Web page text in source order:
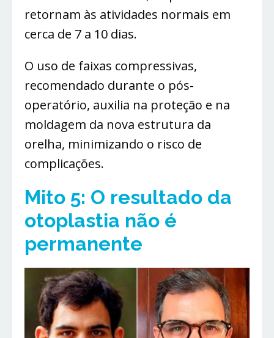
retornam às atividades normais em
cerca de 7 a 10 dias.
O uso de faixas compressivas,
recomendado durante o pós-
operatório, auxilia na proteção e na
moldagem da nova estrutura da
orelha, minimizando o risco de
complicações.
Mito 5: O resultado da
otoplastia não é
permanente